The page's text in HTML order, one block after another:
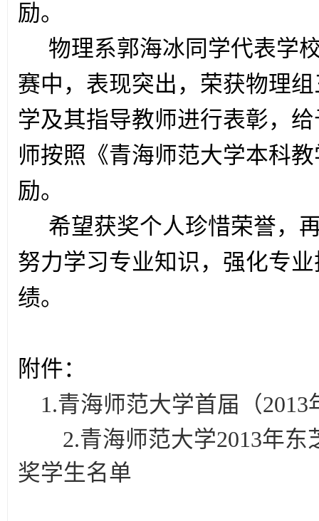
励。
物理系郭海冰同学代表学
赛中，表现突出，荣获物理
学及其指导教师进行表彰，
师按照《青海师范大学本科
励。
希望获奖个人珍惜荣誉，
努力学习专业知识，强化专
绩。
附件：
1.青海师范大学首届（
2.青海师范大学2013年
奖学生名单